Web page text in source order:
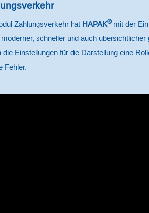
Zahlungsverkehr hat HAPAK®mit der
schneller und auch übersichtlicher
die Einstellungen für die Darstellung eine
Fehler.